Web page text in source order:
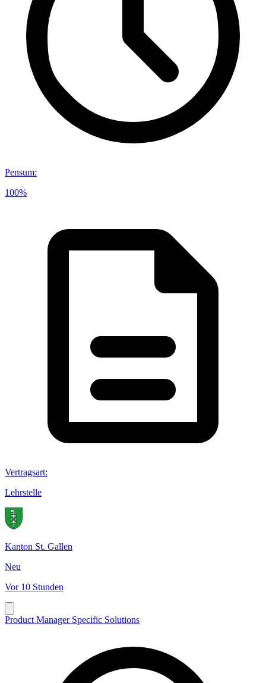
Pensum:
100%
Vertragsart:
Lehrstelle
Kanton St. Gallen
Neu
Vor 10 Stunden
Product Manager Specific Solutions